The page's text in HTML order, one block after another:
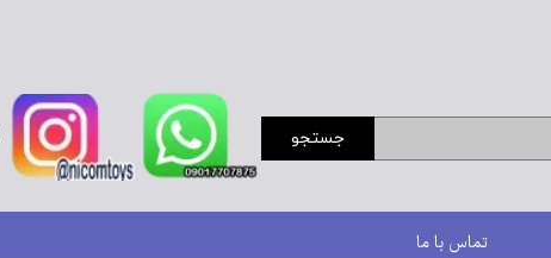
جستجو
تماس با ما